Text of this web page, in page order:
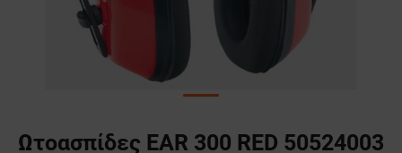
Ωτοασπίδες EAR 300 RED 50524003